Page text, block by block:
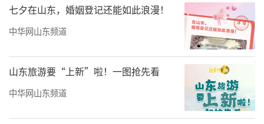
一切史料与器物准备就绪后，我来到校园
观察当下的少年，试图捕捉文字中“铁血少
年”应有的神态与风骨。可如今城市里的孩
子，生活安稳平和，别说当年绝境中坚韧果
七夕在山东，婚姻登记还能如此浪漫！
中华网山东频道
山东旅游要“上新”啦！一图抢先看
中华网山东频道